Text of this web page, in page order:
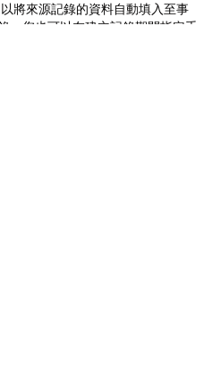
將來源記錄的資料自動填入至事
。您也可以在建立記錄期間指定手
有對應或新增新的對應。
塊中輸入
一下「
,按一下「
一下您要設定的對應旁邊的「
個物件中選取對應的欄位。